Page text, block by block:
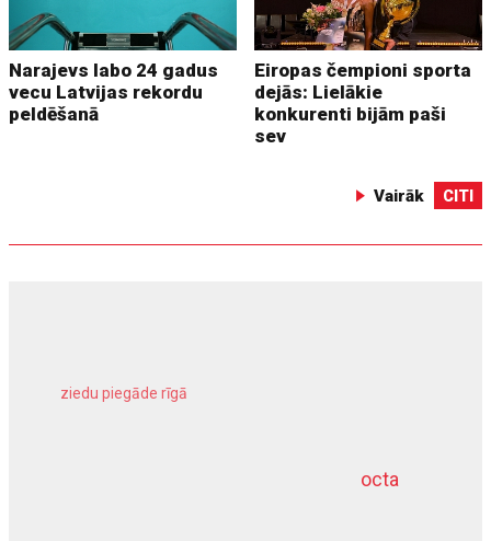
Narajevs labo 24 gadus
vecu Latvijas rekordu
peldēšanā
Eiropas čempioni sporta
dejās: Lielākie
konkurenti bijām paši
sev
Vairāk CITI
octa
ziedu piegāde rīgā
dziļurbums